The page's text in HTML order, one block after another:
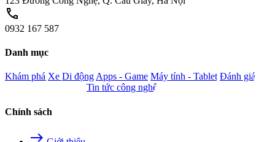
call
0932 167 587
Danh mục
Khám phá Xe Di độngApps - Game Máy tính - Tablet Đánh giá
Tin tức công nghệ
Chính sách
east